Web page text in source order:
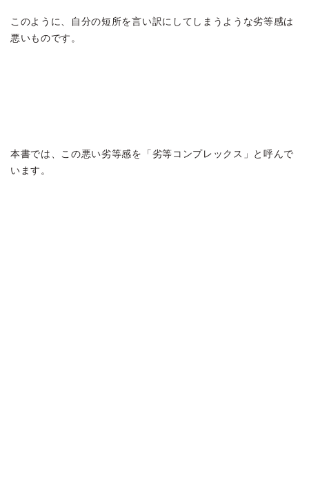
このように、自分の短所を言い訳にしてしまうような劣等感は
悪いものです。
本書では、この悪い劣等感を「劣等コンプレックス」と呼んで
います。